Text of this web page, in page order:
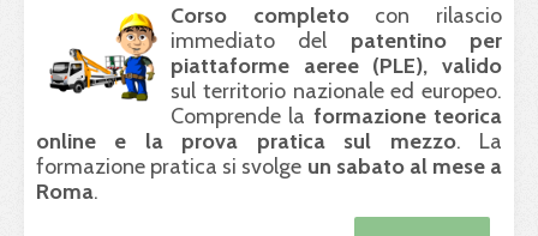
Corso completocon rilascio
immediato del patentino per
piattaforme aeree (PLE), valido
sul territorio nazionale ed europeo.
Comprende la formazione teorica
online e la prova pratica sul mezzo. La
formazione pratica si svolge un sabato al mese a
Roma.